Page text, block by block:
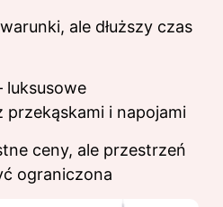
ale dłuższy czas
luksusowe
przekąskami i napojami
ceny, ale przestrzeń
ograniczona